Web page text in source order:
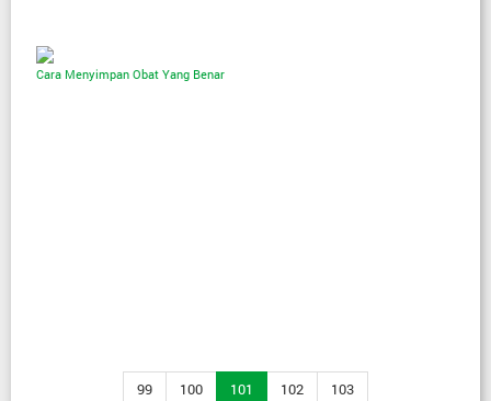
Cara Menyimpan Obat Yang Benar
99 100 101 102 103